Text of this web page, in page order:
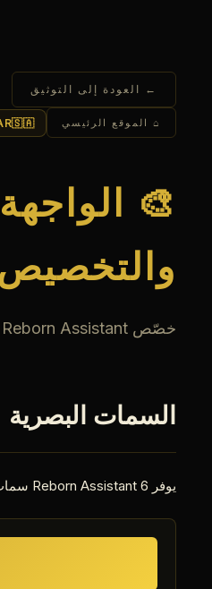
← العودة إلى التوثيق
⌂ الموقع الرئيسي 🇸🇦
🎨 الواجهة
خصّص Reborn Assistant وفق تفضيلاتك
السمات البصرية
يوفر Reborn Assistant 6 سمات لتخصيص مظهر الواجهة: